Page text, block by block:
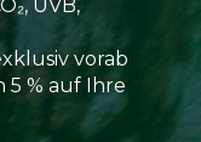
UVB,
vorab
5 % auf Ihre